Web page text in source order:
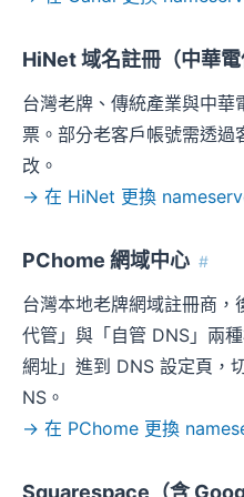
HiNet 域名註冊（中華電
台灣老牌、傳統產業與中
票。部分老客戶帳號需透
改。
→ 在 HiNet 更換
PChome 網域中心 #
台灣本地老牌網域註冊商
代管」與「自管 DNS」兩
網址」進到 DNS 設定頁，
NS。
→ 在 PChome 更換
Squarespace（含